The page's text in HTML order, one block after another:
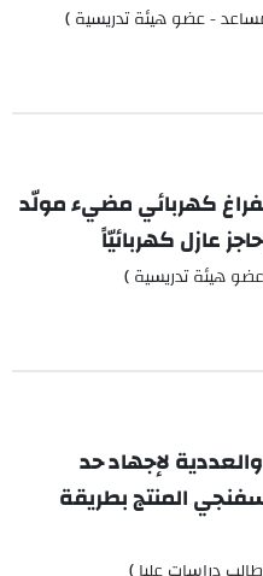
- عضو هيئة تدريسية )
كهربائي مضيء مولّد
عازل كهربائيّاً
هيئة تدريسية )
لإجهاد حد
المنتج بطريقة